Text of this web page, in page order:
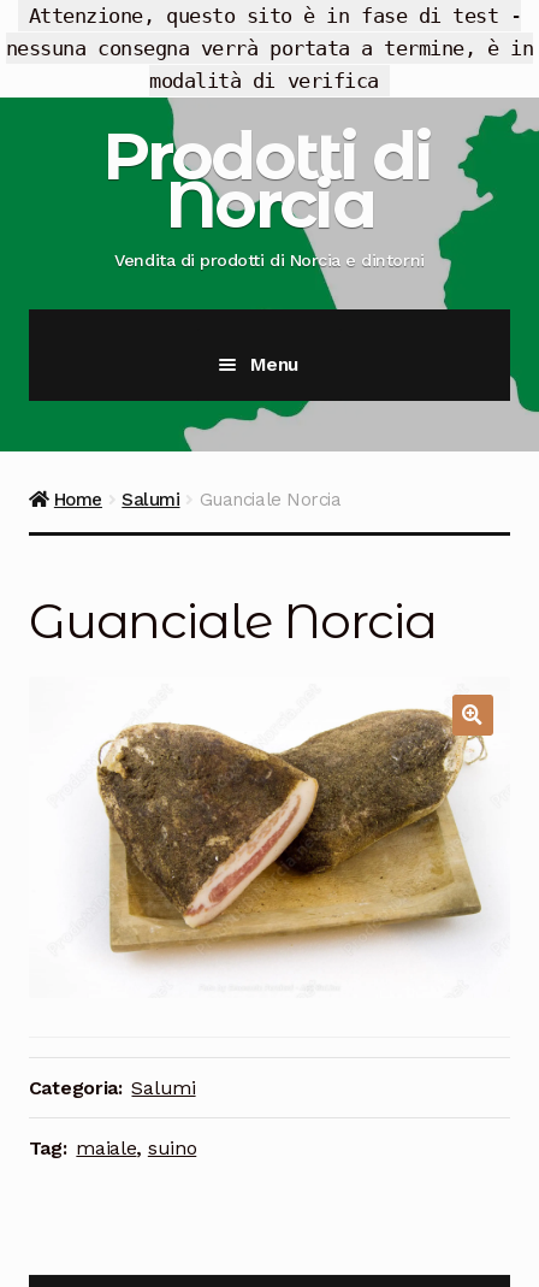
Attenzione, questo sito è in fase di test -
nessuna consegna verrà portata a termine, è in
modalità di verifica
navigazione
contenutoProdotti di
Norcia
Vendita di prodotti di Norcia e dintorni
Menu
Salumi
Salse e condimenti
Marmellate
Birra e Vino
Cioccolata
Home Salumi Guanciale Norcia
Guanciale Norcia
Categoria: Salumi
Tag: maiale, suino